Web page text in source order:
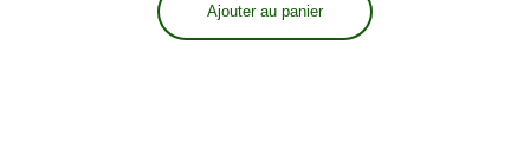
Ajouter au panier